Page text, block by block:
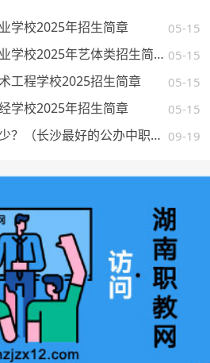
05-15
学校2025年招生简章
05-15
公办中职长沙汽车工业学校2025年艺体类招生简章
05-15
工程学校2025招生简章
05-15
学校2025年招生简章
09-19
长沙财经学校学费多少？（长沙最好的公办中职学校费用一览）